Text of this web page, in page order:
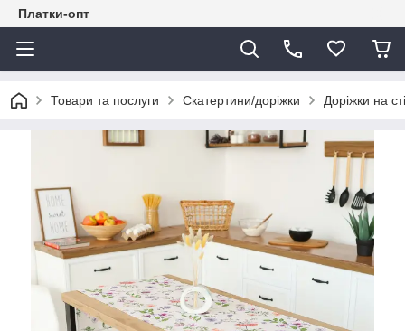
Платки-опт
Товари та послуги Скатертини/доріжки Доріжки на